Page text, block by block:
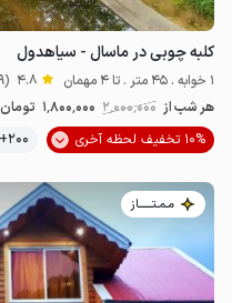
کلبه چوبی در ماسال - سیاهدول
1 خوابه . 45 متر . تا 4 مهمان 4.8 (89 نظر)
هر شب از 2٬000٬000 1٬800٬000 تومان
10% تخفیف لحظه آخری
200+ رزرو موفق
مـمـتــــــاز